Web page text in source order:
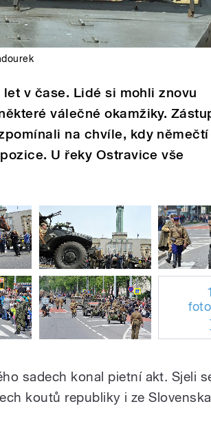
v čase. Lidé si mohli znovu
válečné okamžiky.
na chvíle, kdy němečtí
U řeky Ostravice vše
sadech konal pietní akt. Sjeli
koutů republiky i ze